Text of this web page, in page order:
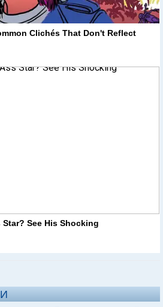
Clichés That Don't Reflect
See His Shocking